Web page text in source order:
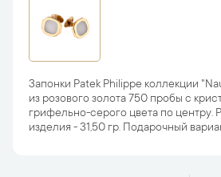
Запонки Patek Philippe коллекции
из розового золота 750 пробы с
грифельно-серого цвета по центру.
изделия - 31,50 гр. Подарочный